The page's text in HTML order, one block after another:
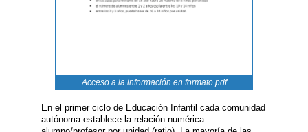
Acceso a la información en formato pdf
En el primer ciclo de Educación Infantil cada comunidad
autónoma establece la relación numérica